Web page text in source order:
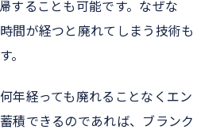
することも可能です。なぜな
間が経つと廃れてしまう技術も
。
年経っても廃れることなくエン
積できるのであれば、ブランク